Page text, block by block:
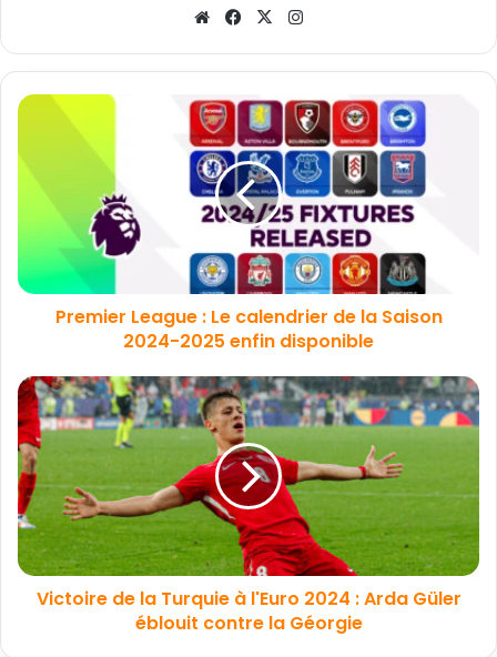
WebsiteFacebook
X
Premier League : Le calendrier de la Saison
2024-2025 enfin disponible
Victoire de la Turquie à l'Euro 2024 : Arda Güler
éblouit contre la Géorgie